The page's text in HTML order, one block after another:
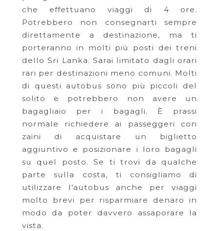
che effettuano viaggi di 4 ore.
Potrebbero non consegnarti sempre
direttamente a destinazione, ma ti
porteranno in molti più posti dei treni
dello Sri Lanka. Sarai limitato dagli orari
rari per destinazioni meno comuni. Molti
di questi autobus sono più piccoli del
solito e potrebbero non avere un
bagagliaio per i bagagli. È prassi
normale richiedere ai passeggeri con
zaini di acquistare un biglietto
aggiuntivo e posizionare i loro bagagli
su quel posto. Se ti trovi da qualche
parte sulla costa, ti consigliamo di
utilizzare l’autobus anche per viaggi
molto brevi per risparmiare denaro in
modo da poter davvero assaporare la
vista.